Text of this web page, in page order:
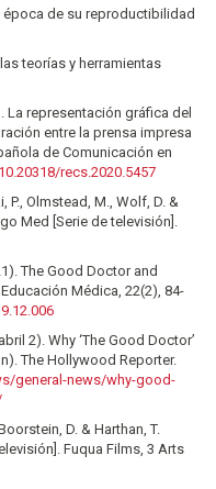
época de su reproductibilidad
teorías y herramientas
La representación gráfica del
entre la prensa impresa
de Comunicación en
recs.2020.5457
P., Olmstead, M., Wolf, D. &
Med [Serie de televisión].
The Good Doctor and
Médica, 22(2), 84-
2). Why ‘The Good Doctor’
The Hollywood Reporter.
general-news/why-good-
D. & Harthan, T.
Fuqua Films, 3 Arts